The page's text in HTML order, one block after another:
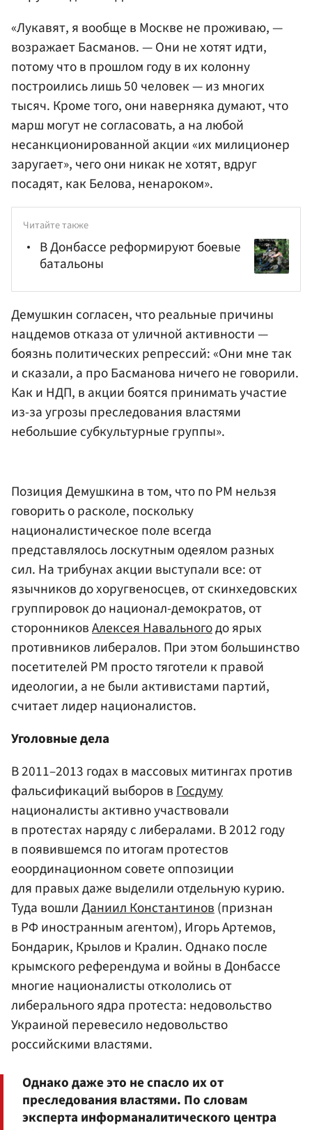
«Лукавят, я вообще в Москве не проживаю, —
возражает Басманов. — Они не хотят идти,
потому что в прошлом году в их колонну
построились лишь 50 человек — из многих
тысяч. Кроме того, они наверняка думают, что
марш могут не согласовать, а на любой
несанкционированной акции «их милиционер
заругает», чего они никак не хотят, вдруг
посадят, как Белова, ненароком».
Читайте также
В Донбассе реформируют боевые
батальоны
Демушкин согласен, что реальные причины
нацдемов отказа от уличной активности —
боязнь политических репрессий: «Они мне так
и сказали, а про Басманова ничего не говорили.
Как и НДП, в акции боятся принимать участие
из-за угрозы преследования властями
небольшие субкультурные группы».
Позиция Демушкина в том, что по РМ нельзя
говорить о расколе, поскольку
националистическое поле всегда
представлялось лоскутным одеялом разных
сил. На трибунах акции выступали все: от
язычников до хоругвеносцев, от скинхедовских
группировок до национал-демократов, от
сторонниковАлексея Навальногодо ярых
противников либералов. При этом большинство
посетителей РМ просто тяготели к правой
идеологии, а не были активистами партий,
считает лидер националистов.
Уголовные дела
В 2011–2013 годах в массовых митингах против
фальсификаций выборов вГосдуму
националисты активно участвовали
в протестах наряду с либералами. В 2012 году
в появившемся по итогам протестов
еоординационном совете оппозиции
для правых даже выделили отдельную курию.
Туда вошлиДаниил Константинов(признан
в РФ иностранным агентом), Игорь Артемов,
Бондарик, Крылов и Кралин. Однако после
крымского референдума и войны в Донбассе
многие националисты откололись от
либерального ядра протеста: недовольство
Украиной перевесило недовольство
российскими властями.
Однако даже это не спасло их от
преследования властями. По словам
эксперта информаналитического центра